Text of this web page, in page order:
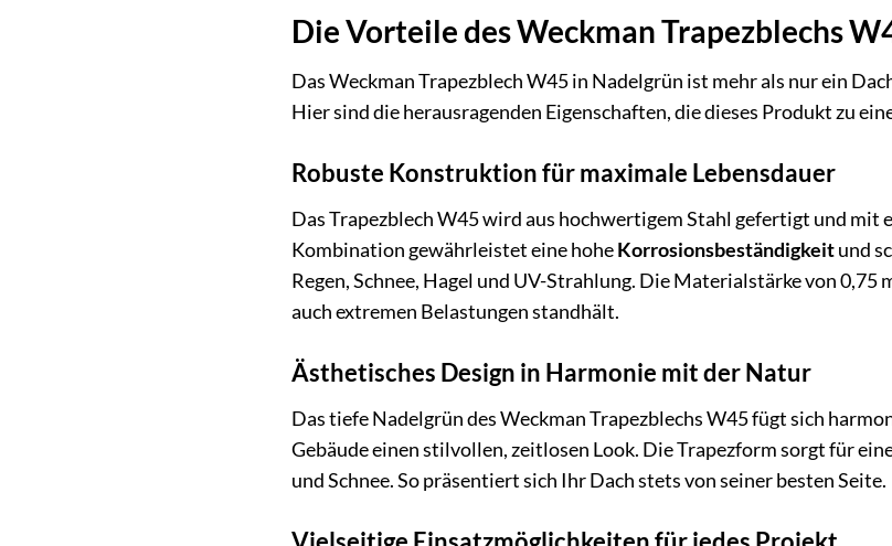
Die Vorteile des Weckman Trapezblechs
Das Weckman Trapezblech W45 in Nadelgrün ist mehr als nur ein
Hier sind die herausragenden Eigenschaften, die dieses Produkt zu
Robuste Konstruktion für maximale Lebensdauer
Das Trapezblech W45 wird aus hochwertigem Stahl gefertigt und
Kombination gewährleistet eine hoheKorrosionsbeständigkeitund
Regen, Schnee, Hagel und UV-Strahlung. Die Materialstärke von
auch extremen Belastungen standhält.
Ästhetisches Design in Harmonie mit der Natur
Das tiefe Nadelgrün des Weckman Trapezblechs W45 fügt sich
Gebäude einen stilvollen, zeitlosen Look. Die Trapezform sorgt für
und Schnee. So präsentiert sich Ihr Dach stets von seiner besten Seite.